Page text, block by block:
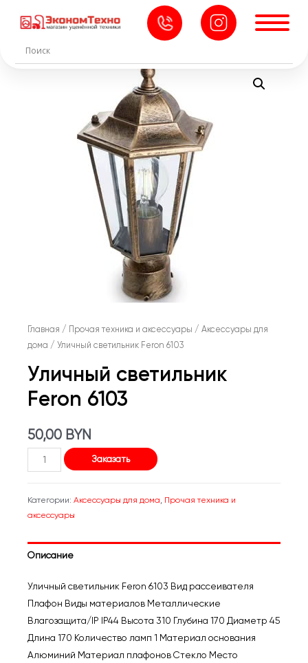
Главная / Прочая техника и аксессуары / Аксессуары для
дома / Уличный светильник Feron 6103
Уличный светильник
Feron 6103
50,00 BYN
Количество
товара
светильник
6103
Заказать
Категории: Аксессуары для дома Прочая техника и
аксессуары
Описание
Уличный светильник Feron 6103 Вид рассеивателя
Плафон Виды материалов Металлические
Влагозащита/IP IP44 Высота 310 Глубина 170 Диаметр 45
Длина 170 Количество ламп 1 Материал основания
Алюминий Материал плафонов Стекло Место